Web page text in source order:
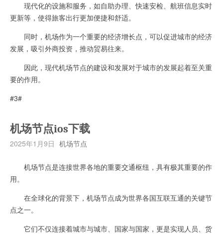
现代化的设施和服务，如自助办理、快速安检、航班信息实时
更新等，使得旅客出行更加便捷和舒适。
同时，机场作为一个重要的经济增长点，可以促进城市的经济
发展，吸引外商投资，推动贸易往来。
因此，现代机场节点的建设和发展对于城市的发展起着至关重
要的作用。
#3#
机场节点ios下载
2025年1月9日 机场节点
机场节点是连接世界各地的重要交通枢纽，具有极其重要的作
用。
在全球化的背景下，机场节点成为世界各国互联互通的关键节
点之一。
它们不仅连接着城市与城市、国家与国家，更是实现人员、货